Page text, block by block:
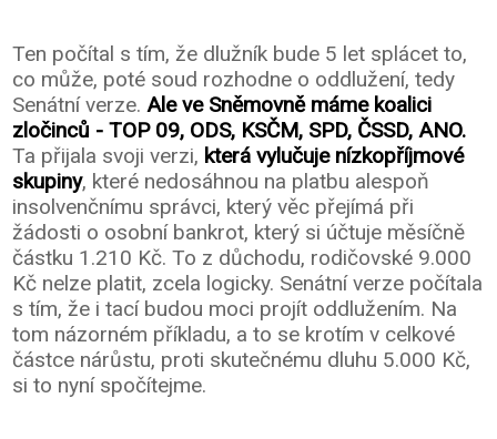
Ten počítal s tím, že dlužník bude 5 let splácet to,
co může, poté soud rozhodne o oddlužení, tedy
Senátní verze.Ale ve Sněmovně máme koalici
zločinců - TOP 09, ODS, KSČM, SPD, ČSSD, ANO.
Ta přijala svoji verzi, která vylučuje nízkopříjmové
skupiny, které nedosáhnou na platbu alespoň
insolvenčnímu správci, který věc přejímá při
žádosti o osobní bankrot, který si účtuje měsíčně
částku 1.210 Kč. To z důchodu, rodičovské 9.000
Kč nelze platit, zcela logicky. Senátní verze počítala
s tím, že i tací budou moci projít oddlužením. Na
tom názorném příkladu, a to se krotím v celkové
částce nárůstu, proti skutečnému dluhu 5.000 Kč,
si to nyní spočítejme.